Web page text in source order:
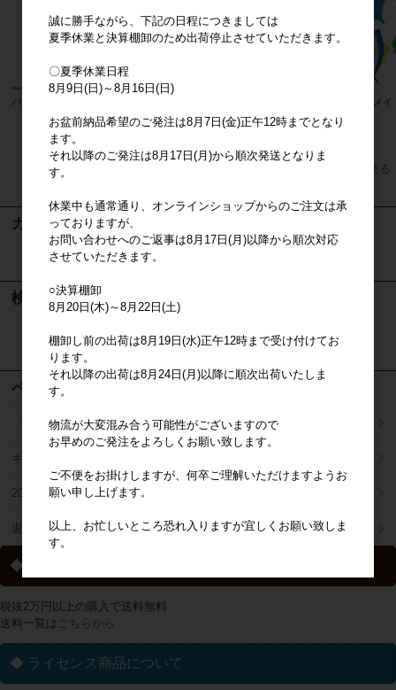
パンどろぼう マーメ
すべてのおすすめ商品を見る
カート
検索
検索
ページメニュー
「掛け払い決済」のご案内
キャラジャン
2025年秋冬商品リスト
返品特約について
◆ 送料について
税抜2万円以上の購入で送料無料
送料一覧は こちらから
◆ ライセンス商品について
誠に勝手ながら、下記の日程につきましては
夏季休業と決算棚卸のため出荷停止させていただきます。
〇夏季休業日程
8月9日(日)～8月16日(日)
お盆前納品希望のご発注は8月7日(金)正午12時までとなり
ます。
それ以降のご発注は8月17日(月)から順次発送となりま
す。
休業中も通常通り、オンラインショップからのご注文は承
っておりますが、
お問い合わせへのご返事は8月17日(月)以降から順次対応
させていただきます。
○決算棚卸
8月20日(木)～8月22日(土)
棚卸し前の出荷は8月19日(水)正午12時まで受け付けてお
ります。
それ以降の出荷は8月24日(月)以降に順次出荷いたしま
す。
物流が大変混み合う可能性がございますので
お早めのご発注をよろしくお願い致します。
ご不便をお掛けしますが、何卒ご理解いただけますようお
願い申し上げます。
以上、お忙しいところ恐れ入りますが宜しくお願い致しま
す。